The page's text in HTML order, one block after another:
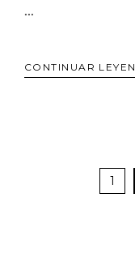
CONTINUAR
1